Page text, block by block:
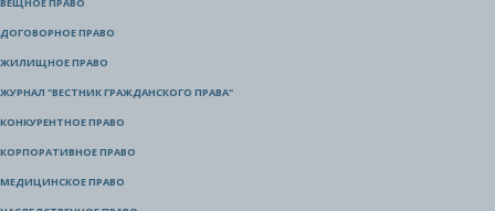
ВЕЩНОЕ ПРАВО
ДОГОВОРНОЕ ПРАВО
ЖИЛИЩНОЕ ПРАВО
ЖУРНАЛ "ВЕСТНИК ГРАЖДАНСКОГО ПРАВА"
КОНКУРЕНТНОЕ ПРАВО
КОРПОРАТИВНОЕ ПРАВО
МЕДИЦИНСКОЕ ПРАВО